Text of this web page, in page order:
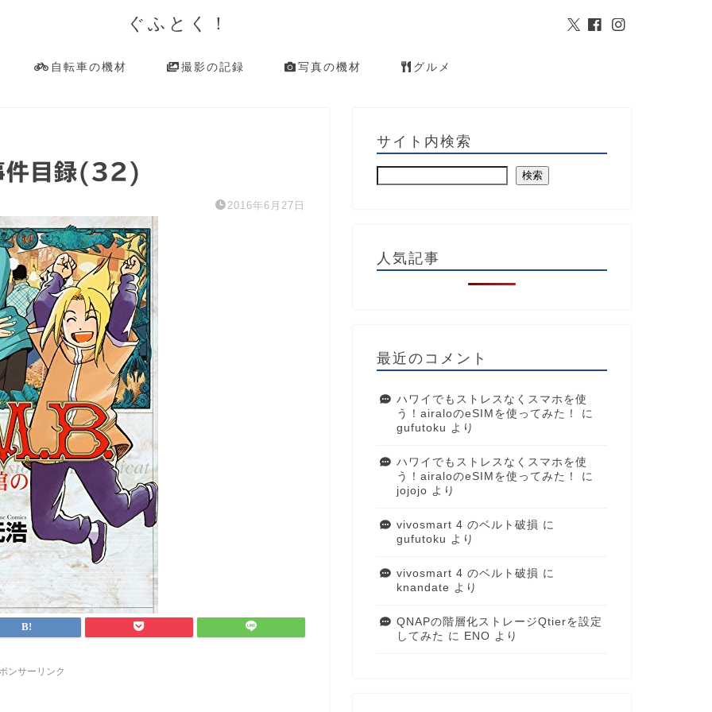
ぐふとく！
自転車の機材 撮影の記録 写真の機材 グルメ
件目録(32)
2016年6月27日
ンサーリンク
サイト内検索
検索
人気記事
最近のコメント
ハワイでもストレスなくスマホを使
う！airaloのeSIMを使ってみた！
に
gufutoku より
ハワイでもストレスなくスマホを使
う！airaloのeSIMを使ってみた！
に
jojojo より
vivosmart 4 のベルト破損 に
gufutoku より
vivosmart 4 のベルト破損 に
knandate より
QNAPの階層化ストレージQtierを設定
してみた に ENO より